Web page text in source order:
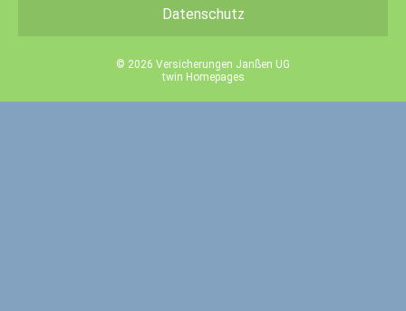
Datenschutz
© 2026 Versicherungen Janßen UG
twin Homepages